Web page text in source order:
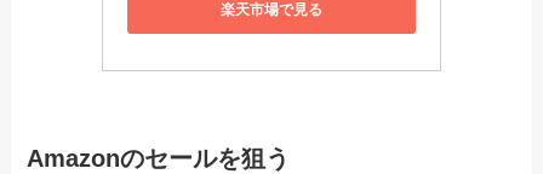
楽天市場で見る
Amazonのセールを狙う